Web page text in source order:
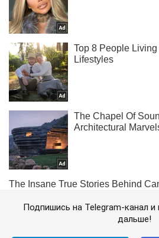
Подпишись на Telegram-канал
дальше!